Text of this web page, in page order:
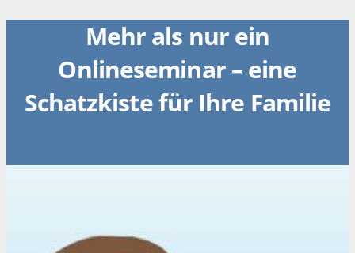
Mehr als nur ein
Onlineseminar – eine
Schatzkiste für Ihre Familie